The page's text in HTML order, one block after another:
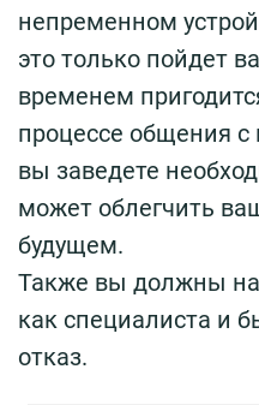
непременном
это только пойдет
временем
процессе общения
вы заведете
может облегчить
будущем.
Также вы должны
как специалиста и
отказ.